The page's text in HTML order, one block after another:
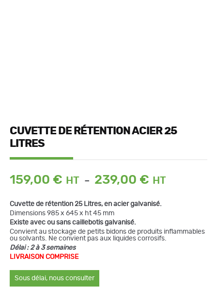
CUVETTE DE RÉTENTION ACIER 25
LITRES
159,00 € – 239,00 €
Plage
Cuvette de rétention 25 Litres, en acier galvanisé.
Dimensions 985 x 645 x ht 45 mm
Existe avec ou sans caillebotis galvanisé.
Convient au stockage de petits bidons de produits inflammables
ou solvants. Ne convient pas aux liquides corrosifs.
Délai : 2 à 3 semaines
LIVRAISON COMPRISE
Sous délai, nous consulter